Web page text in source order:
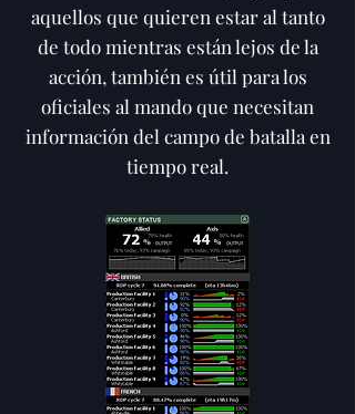
aquellos que quieren estar al tanto
de todo mientras están lejos de la
acción, también es útil para los
oficiales al mando que necesitan
información del campo de batalla en
tiempo real.